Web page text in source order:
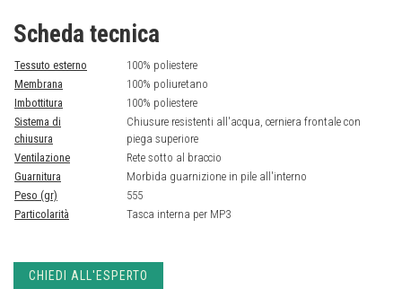
parte posteriore, morbida guarnizione in pile all'interno,1 tasca
sul petto con cerniera.
Green Shape
Green Shape è il
marchio di qualità di Vaude
che si realizzano in maniera rispettosa dell'ambiente. I criteri
sono rigorosi: solo i prodotti che contengono almeno un
cotone organico
materiali riciclati o fibre di legno Tencel
o sono stati tinti con il processo eColour di Vaude o sono
conformi allo standard ambientale Bluesign,
a livello mondiale, possono avere il marchio di qualità Green
Bluesign product
Scheda tecnica
Tessuto esterno
100% poliestere
Membrana
100% poliuretano
Imbottitura
100% poliestere
Sistema di
chiusura
Chiusure resistenti all'acqua, cerniera frontale con
piega superiore
Ventilazione
Rete sotto al braccio
Guarnitura
Morbida guarnizione in pile all'interno
Peso (gr)
555
Particolarità
Tasca interna per MP3
CHIEDI ALL'ESPERTO